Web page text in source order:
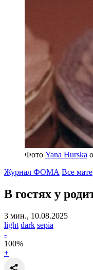
Фото Yana Hurska
Журнал ФОМА Все
В гостях у
3 мин., 10.08.2025
light dark sepia
-
100%
+